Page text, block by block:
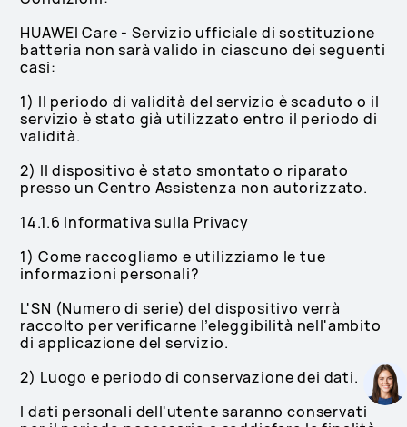
HUAWEI Care - Servizio ufficiale di sostituzione
batteria non sarà valido in ciascuno dei seguenti
casi:
1) Il periodo di validità del servizio è scaduto o il
servizio è stato già utilizzato entro il periodo di
validità.
2) Il dispositivo è stato smontato o riparato
presso un Centro Assistenza non autorizzato.
14.1.6 Informativa sulla Privacy
1) Come raccogliamo e utilizziamo le tue
informazioni personali?
L'SN (Numero di serie) del dispositivo verrà
raccolto per verificarne l’eleggibilità nell'ambito
di applicazione del servizio.
2) Luogo e periodo di conservazione dei dati.
I dati personali dell'utente saranno conservati